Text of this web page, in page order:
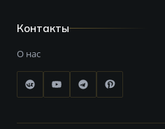
Контакты
О нас